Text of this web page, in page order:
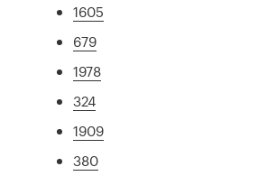
1605
679
1978
324
1909
380